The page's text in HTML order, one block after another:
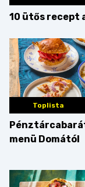
10 ütős recept
Toplista
menü Domától